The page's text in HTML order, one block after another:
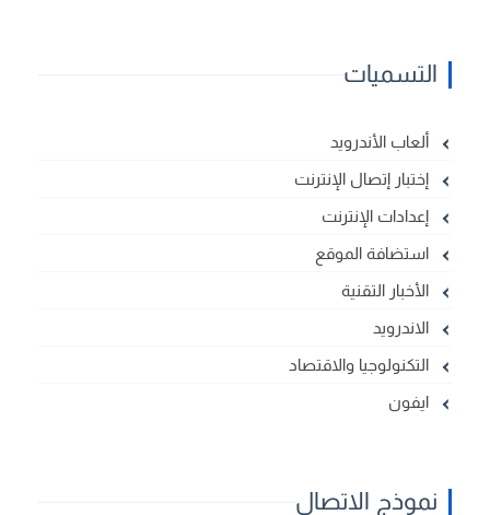
التسميات
ألعاب الأندرويد
إختبار إتصال الإنترنت
إعدادات الإنترنت
استضافة الموقع
الأخبار التقنية
الاندرويد
التكنولوجيا والاقتصاد
ايفون
نموذج الاتصال